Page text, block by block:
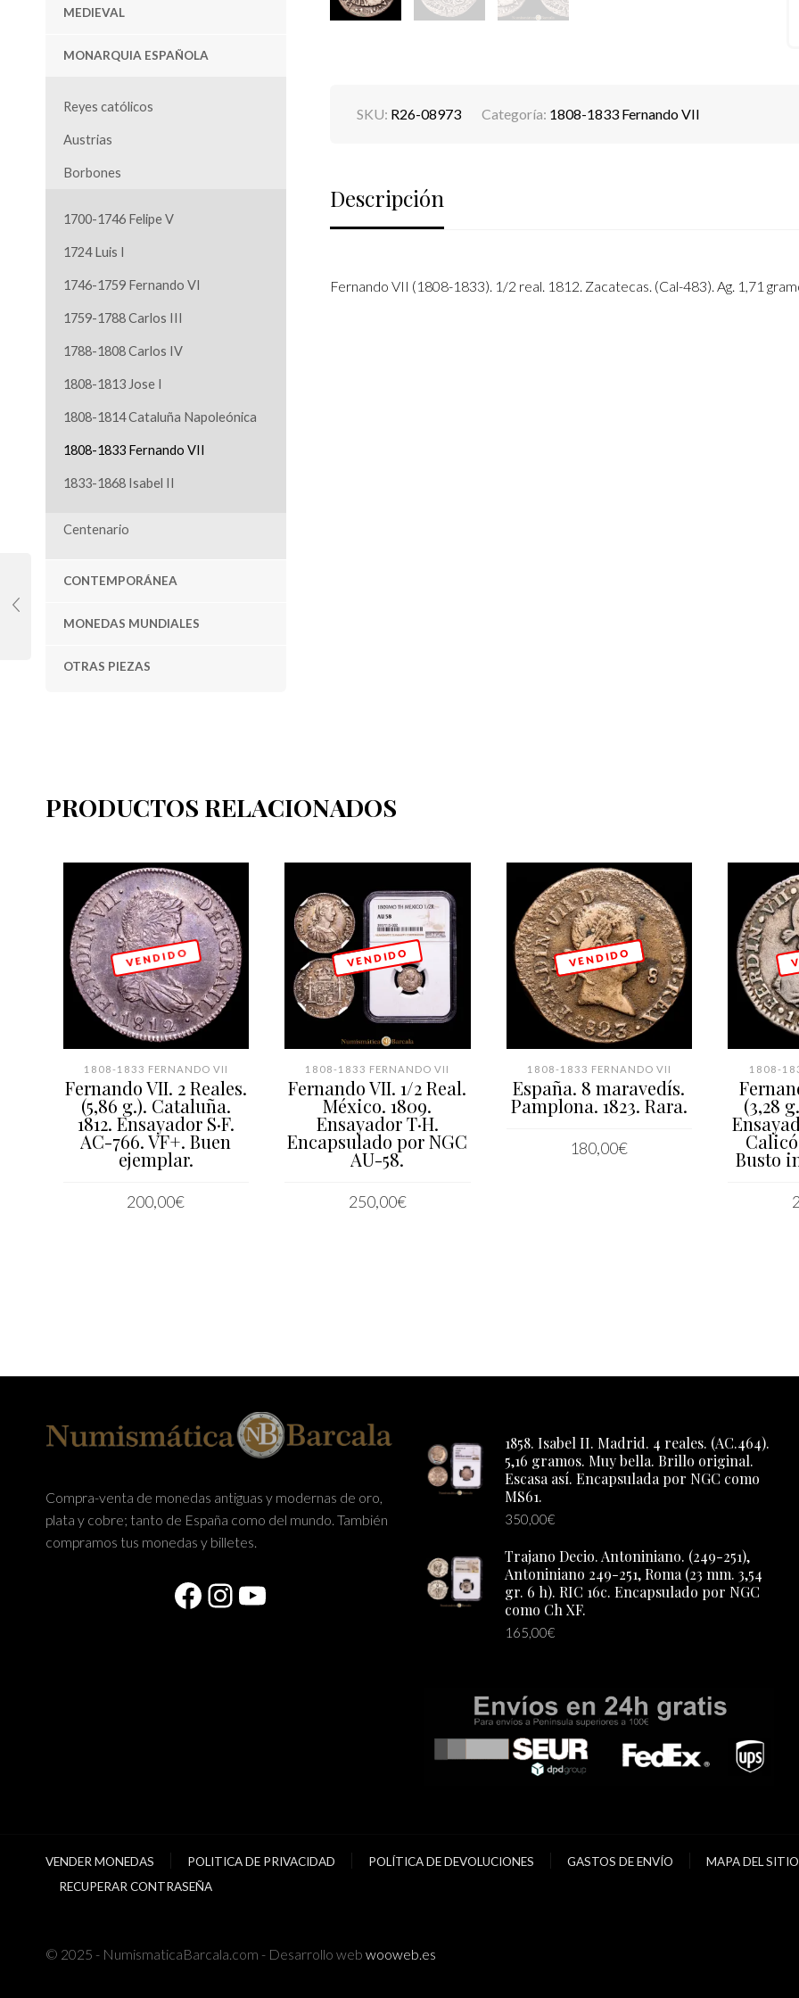
MEDIEVAL
MONARQUIA ESPAÑOLA
Reyes católicos
Austrias
Borbones
1700-1746 Felipe V
1724 Luis I
1746-1759 Fernando VI
1759-1788 Carlos III
1788-1808 Carlos IV
1808-1813 Jose I
1808-1814 Cataluña Napoleónica
1808-1833 Fernando VII
1833-1868 Isabel II
Centenario
CONTEMPORÁNEA
MONEDAS MUNDIALES
OTRAS PIEZAS
SKU: R26-08973 Categoría: 1808-1833 Fernando VII
Descripción
Fernando VII (1808-1833). 1/2 real. 1812. Zacatecas. (Cal-483). Ag. 1,71
PRODUCTOS RELACIONADOS
V E N D I D O
1808-1833 FERNANDO VII
Fernando VII. 2 Reales.
(5,86 g.). Cataluña.
1812. Ensayador S·F.
AC-766. VF+. Buen
ejemplar.
200,00€
V E N D I D O
1808-1833 FERNANDO VII
Fernando VII. 1/2 Real.
México. 1809.
Ensayador T·H.
Encapsulado por NGC
AU-58.
250,00€
V E N D I D O
1808-1833 FERNANDO VII
España. 8 maravedís.
Pamplona. 1823. Rara.
180,00€
1808-
(3,28
Busto
Compra-venta de monedas antiguas y modernas de oro,
plata y cobre; tanto de España como del mundo. También
compramos tus monedas y billetes.
Facebook
Instagram
YouTube
1858. Isabel II. Madrid. 4 reales. (AC.464).
5,16 gramos. Muy bella. Brillo original.
Escasa así. Encapsulada por NGC como
MS61.
350,00€
Trajano Decio. Antoniniano. (249-251),
Antoniniano 249-251, Roma (23 mm. 3,54
gr. 6 h). RIC 16c. Encapsulado por NGC
como Ch XF.
165,00€
VENDER MONEDAS POLITICA DE PRIVACIDAD POLÍTICA DE DEVOLUCIONES GASTOS DE ENVÍO MAPA DEL SITIO
RECUPERAR CONTRASEÑA
© 2025 - NumismaticaBarcala.com - Desarrollo web wooweb.es